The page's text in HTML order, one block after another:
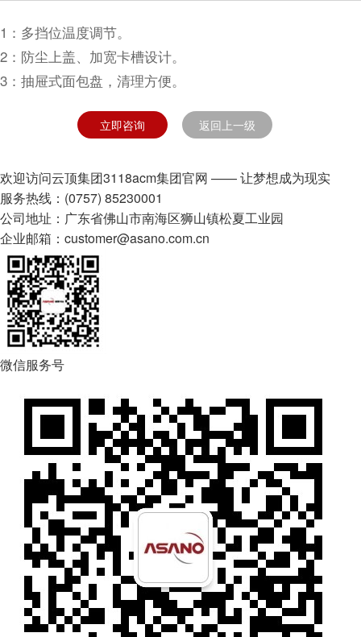
1：多挡位温度调节。
2：防尘上盖、加宽卡槽设计。
3：抽屉式面包盘，清理方便。
立即咨询 返回上一级
欢迎访问云顶集团3118acm集团官网 —— 让梦想成为现实
服务热线：(0757) 85230001
公司地址：广东省佛山市南海区狮山镇松夏工业园
企业邮箱：customer@asano.com.cn
微信服务号